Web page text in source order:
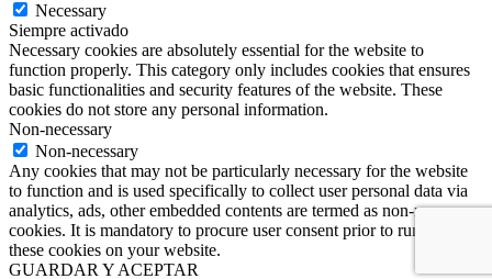
Necessary
Siempre activado
Necessary cookies are absolutely essential for the website to
function properly. This category only includes cookies that ensures
basic functionalities and security features of the website. These
cookies do not store any personal information.
Non-necessary
Non-necessary
Any cookies that may not be particularly necessary for the website
to function and is used specifically to collect user personal data via
analytics, ads, other embedded contents are termed as non-necessary
cookies. It is mandatory to procure user consent prior to running
these cookies on your website.
GUARDAR Y ACEPTAR